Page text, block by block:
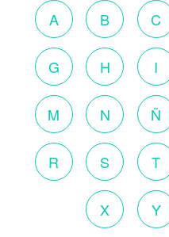
A B C
G H I
M N Ñ
R S T
X Y